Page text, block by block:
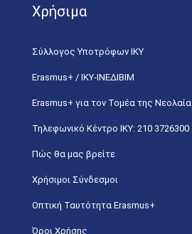
Χρήσιμα
Σύλλογος Υποτρόφων ΙΚΥ
Erasmus+ / ΙΚΥ-ΙΝΕΔΙΒΙΜ
Erasmus+ για τον Τομέα της
Τηλεφωνικό Κέντρο IKY: 210 3726300
Πώς θα μας βρείτε
Χρήσιμοι Σύνδεσμοι
Οπτική Ταυτότητα Erasmus+
Όροι Χρήσης